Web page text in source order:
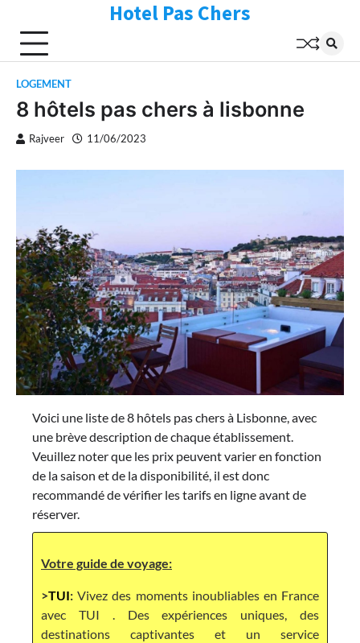
content
Hotel Pas Chers
LOGEMENT
8 hôtels pas chers à lisbonne
Rajveer 11/06/2023
Voici une liste de 8 hôtels pas chers à Lisbonne, avec
une brève description de chaque établissement.
Veuillez noter que les prix peuvent varier en fonction
de la saison et de la disponibilité, il est donc
recommandé de vérifier les tarifs en ligne avant de
réserver.
Votre guide de voyage:
>TUI: Vivez des moments inoubliables en France
avec TUI . Des expériences uniques, des
destinations captivantes et un service